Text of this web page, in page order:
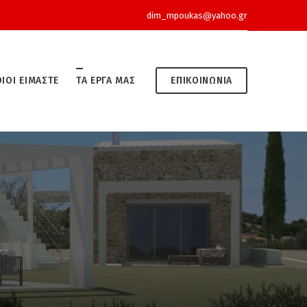
dim_mpoukas@yahoo.gr
ΕΊΜΑΣΤΕ ΤΑ ΈΡΓΑ ΜΑΣ ΕΠΙΚΟΙΝΩΝΊΑ